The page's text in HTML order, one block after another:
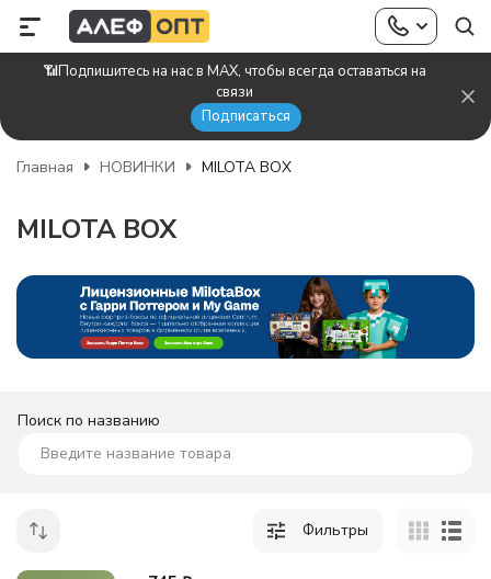
📶Подпишитесь на нас в MAX, чтобы всегда оставаться на
связи
Подписаться
Главная НОВИНКИ MILOTA BOX
MILOTA BOX
Поиск по названию
Фильтры